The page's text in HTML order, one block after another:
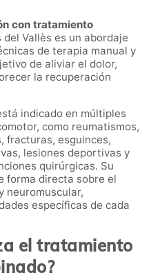
con tratamiento
Vallès es un abordaje
de terapia manual y
de aliviar el dolor,
la recuperación
indicado en múltiples
como reumatismos,
fracturas, esguinces,
lesiones deportivas y
quirúrgicas. Su
forma directa sobre el
neuromuscular,
específicas de cada
el tratamiento